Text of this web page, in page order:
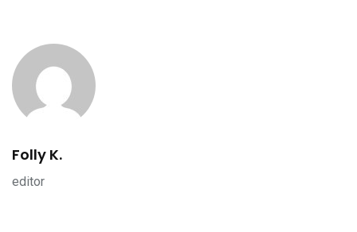
Folly K.
editor